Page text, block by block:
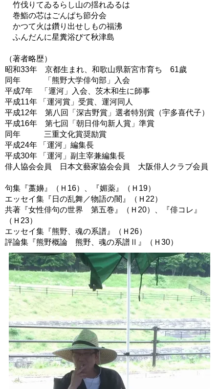
竹伐りてゐるらし山の揺れゐるは
巻鮨の芯はごんぱち節分会
かつて火は鑽り出せしもの福沸
ふんだんに星糞浴びて秋津島
（著者略歴）
昭和33年 京都生まれ、和歌山県新宮市育ち 61歲
同年 「熊野大学俳句部」入会
平成7年 「運河」入会、茨木和生に師事
平成11年 「運河賞」受賞、運河同人
平成12年 第八回「深吉野賞」選者特別賞（宇多喜代子）
平成16年 第七回「朝日俳句新人賞」準賞
同年 三重文化賞奨励賞
平成24年 「運河」編集長
平成30年 「運河」副主宰兼編集長
俳人協会会員 日本文藝家協会会員 大阪俳人クラブ会員
句集『藁嬶』（Ｈ16）、『媚薬』（Ｈ19）
エッセイ集『日の乱舞／物語の闇』（Ｈ22）
共著『女性俳句の世界 第五巻』（Ｈ20）、『俳コレ』
（Ｈ23）
エッセイ集『熊野、魂の系譜』（Ｈ26）
評論集『熊野概論 熊野、魂の系譜Ⅱ』（Ｈ30）